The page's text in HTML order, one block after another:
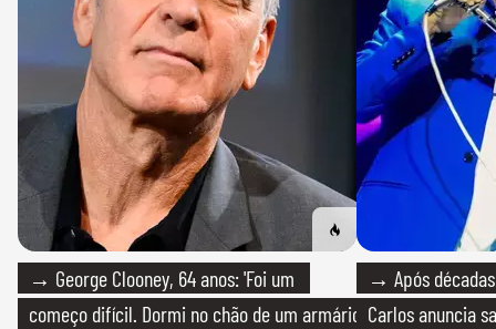
→ George Clooney, 64 anos: 'Foi um
começo difícil. Dormi no chão de um armário
→ Após
Carlos anuncia